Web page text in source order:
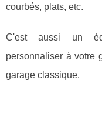
courbés, plats, etc.
C'est aussi un
personnaliser à votre
garage classique.